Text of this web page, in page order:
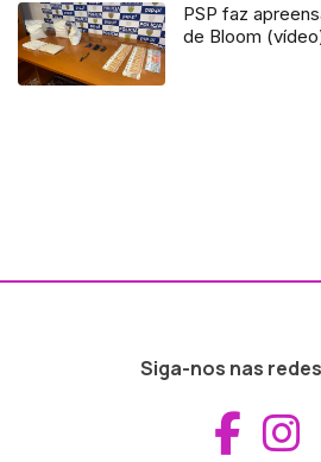
PSP faz
de Bloom
Siga-nos nas